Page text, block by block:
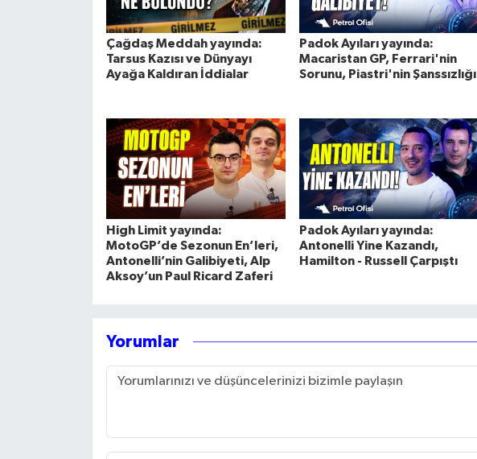
Çağdaş Meddah yayında:
Tarsus Kazısı ve Dünyayı
Ayağa Kaldıran İddialar
Padok Ayıları yayında:
Macaristan GP, Ferrari'nin
Sorunu, Piastri'nin Şanssızlığı
High Limit yayında:
MotoGP’de Sezonun En’leri,
Antonelli’nin Galibiyeti, Alp
Aksoy’un Paul Ricard Zaferi
Padok Ayıları yayında:
Antonelli Yine Kazandı,
Hamilton - Russell Çarpıştı
Yorumlar